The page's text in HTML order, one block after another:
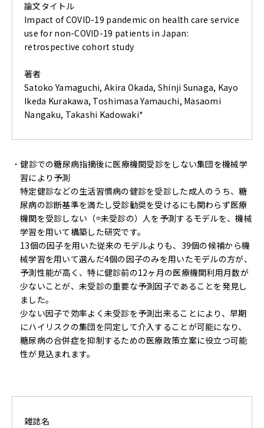
論文タイトル
Impact of COVID-19 pandemic on health care service
use for non-COVID-19 patients in Japan:
retrospective cohort study
著者
Satoko Yamaguchi, Akira Okada, Shinji Sunaga, Kayo
Ikeda Kurakawa, Toshimasa Yamauchi, Masaomi
Nangaku, Takashi Kadowaki*
健診での糖尿病指摘後に医療機関受診をしない集団を機械学
習により予測
特定健診などの生活習慣病の健診を受診した成人のうち、糖
尿病の診断基準を満たし受診勧奨を受けるにも関わらず医療
機関を受診しない（=未受診の）人を予測するモデルを、機械
学習を用いて構築した研究です。
13個の因子を用いた従来のモデルよりも、39個の候補から機
械学習を用いて選んだ4個の因子のみを用いたモデルの方が、
予測性能が高く、特に健診前の12ヶ月の医療機関利用月数が
少ないことが、未受診の重要な予測因子であることを発見し
ました。
少ない因子で効率よく未受診を予測出来ることにより、早期
にハイリスクの集団を同定して介入することが可能になり、
糖尿病の合併症を抑制するための医療政策立案に役立つ可能
性が見込まれます。
雑誌名